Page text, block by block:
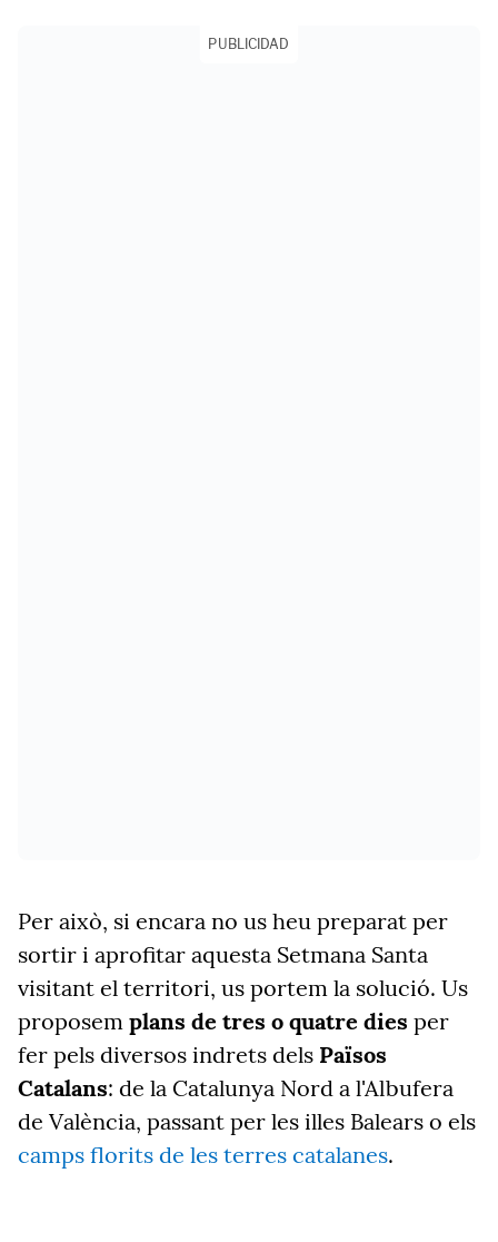
PUBLICIDAD
Per això, si encara no us heu preparat per
sortir i aprofitar aquesta Setmana Santa
visitant el territori, us portem la solució. Us
proposem plans de tres o quatre dies per
fer pels diversos indrets dels Països
Catalans: de la Catalunya Nord a l'Albufera
de València, passant per les illes Balears o els
camps florits de les terres catalanes.